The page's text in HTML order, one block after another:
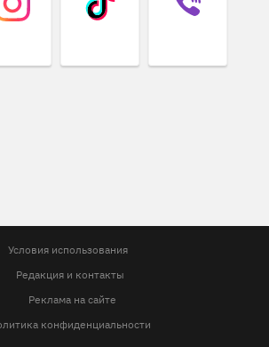
Условия использования
Редакция и контакты
Реклама на сайте
конфиденциальности